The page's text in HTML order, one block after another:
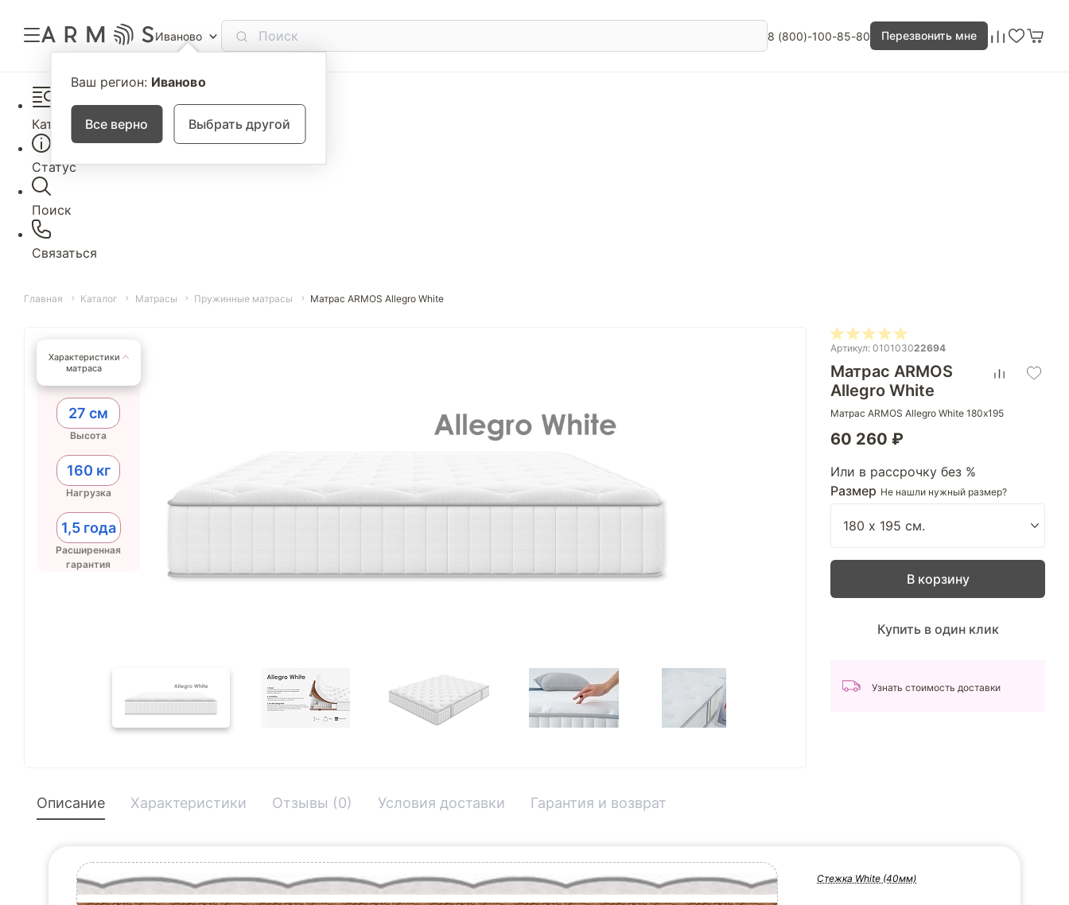
Иваново
Ваш регион: Иваново
Все верно Выбрать другой
8 (800)-100-85-80 Перезвонить мне
Каталог
Статус
Поиск
Связаться
Главная Каталог Матрасы Пружинные матрасы Матрас ARMOS Allegro White
Характеристики
матраса
27 см
Высота
160 кг
Нагрузка
1,5 года
Расширенная
гарантия
Артикул: 010103022694
Матрас ARMOS
Allegro White
Матрас ARMOS Allegro White 180х195
60 260 ₽
Или в рассрочку без %
Размер Не нашли нужный размер?
В корзину
Купить в один клик
Узнать стоимость доставки
Описание Характеристики Отзывы (0) Условия доставки Гарантия и возврат
Стежка White (40мм)